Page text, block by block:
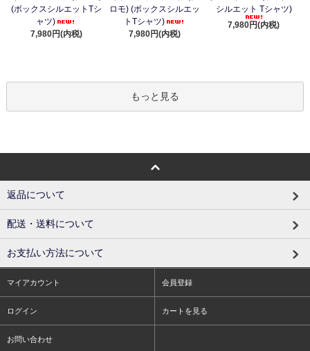
(ボックスシルエットTシ
ャツ)
7,980円(内税)
ロモ) (ボックスシルエッ
トTシャツ)
7,980円(内税)
シルエット Tシャツ)
7,980円(内税)
もっと見る
返品について
配送・送料について
お支払い方法について
マイアカウント 会員登録
ログイン カートを見る
お問い合わせ